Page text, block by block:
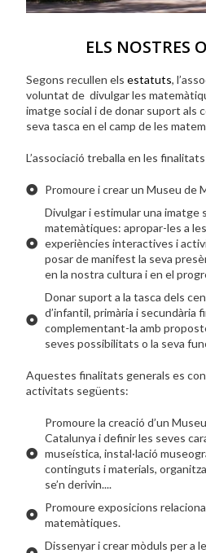
ELS NOSTRES
Segons recullen elsestatuts,
voluntat de divulgar les
imatge social i de donar suport als
seva tasca en el camp de les
L’associació treballa en les
Promoure i crear un Museu de
Divulgar i estimular una imatge
matemàtiques: apropar-les a
experiències interactives i
posar de manifest la seva
en la nostra cultura i en el
Donar suport a la tasca dels
d’infantil, primària i secundària
complementant-la amb
seves possibilitats o la seva
Aquestes finalitats generals es
activitats següents:
Promoure la creació d’un
Catalunya i definir les seves
museística, instal·lació
continguts i materials,
se’n derivin....
Promoure exposicions
matemàtiques.
Dissenyar i crear mòduls per a